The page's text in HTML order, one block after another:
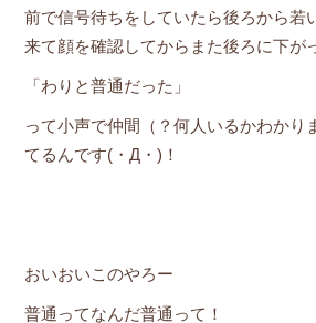
前で信号待ちをしていたら後ろから若
来て顔を確認してからまた後ろに下が
「わりと普通だった」
って小声で仲間（？何人いるかわかり
てるんです(・Д・)！
おいおいこのやろー
普通ってなんだ普通って！